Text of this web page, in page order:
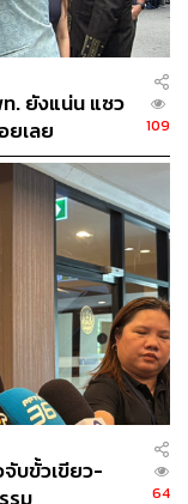
. ยังแน่น แซว
ยเลย
109
บขั้วเขียว-
64